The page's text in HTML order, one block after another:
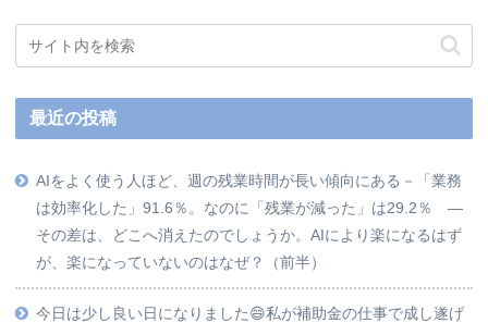
最近の投稿
AIをよく使う人ほど、週の残業時間が長い傾向にある－「業務
は効率化した」91.6％。なのに「残業が減った」は29.2％ ―
その差は、どこへ消えたのでしょうか。AIにより楽になるはず
が、楽になっていないのはなぜ？（前半）
今日は少し良い日になりました😄私が補助金の仕事で成し遂げ